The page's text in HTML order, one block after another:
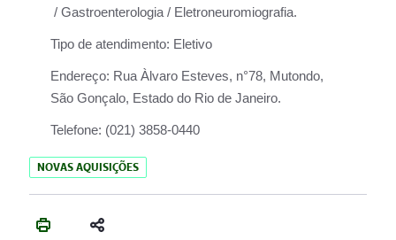
/ Gastroenterologia / Eletroneuromiografia.
Tipo de atendimento: Eletivo
Endereço: Rua Àlvaro Esteves, n°78, Mutondo,
São Gonçalo, Estado do Rio de Janeiro.
Telefone: (021) 3858-0440
NOVAS AQUISIÇÕES